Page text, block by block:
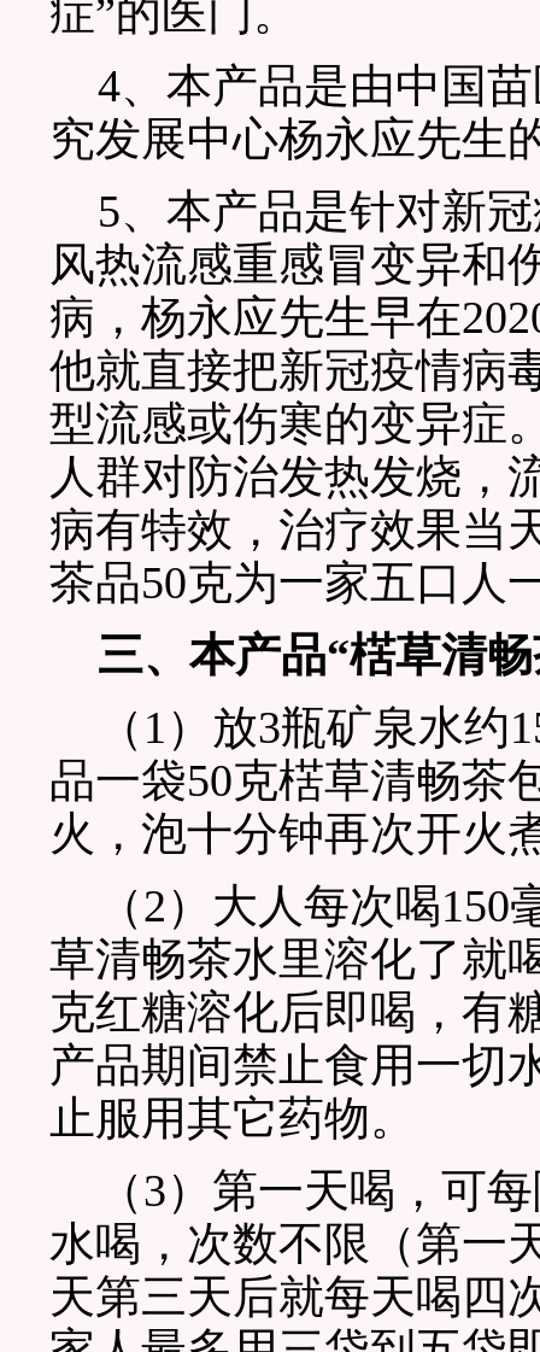
症”的医门。
4、本产品是由中国苗
究发展中心杨永应先生
5、本产品是针对新冠
风热流感重感冒变异和
病，杨永应先生早在
他就直接把新冠疫情病
型流感或伤寒的变异症
人群对防治发热发烧，
病有特效，治疗效果当
茶品50克为一家五口人
三、本产品“楛草清
（1）放3瓶矿泉水约
品一袋50克楛草清畅茶
火，泡十分钟再次开火
（2）大人每次喝150
草清畅茶水里溶化了就
克红糖溶化后即喝，有
产品期间禁止食用一切
止服用其它药物。
（3）第一天喝，可每
水喝，次数不限（第一
天第三天后就每天喝四